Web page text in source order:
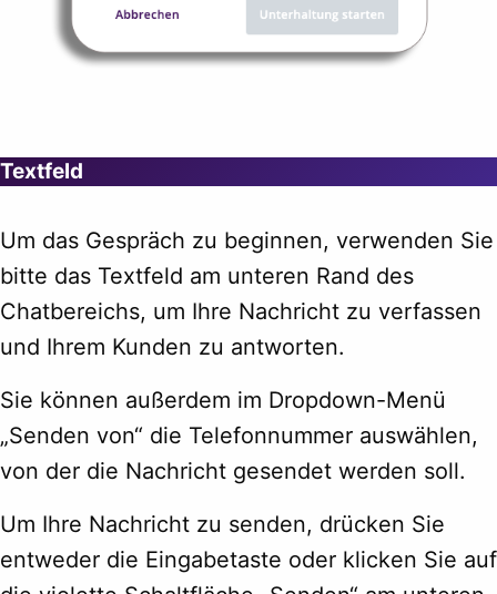
Textfeld
Um das Gespräch zu beginnen, verwenden Sie
bitte das Textfeld am unteren Rand des
Chatbereichs, um Ihre Nachricht zu verfassen
und Ihrem Kunden zu antworten.
Sie können außerdem im Dropdown-Menü
„Senden von“ die Telefonnummer auswählen,
von der die Nachricht gesendet werden soll.
Um Ihre Nachricht zu senden, drücken Sie
entweder die Eingabetaste oder klicken Sie auf